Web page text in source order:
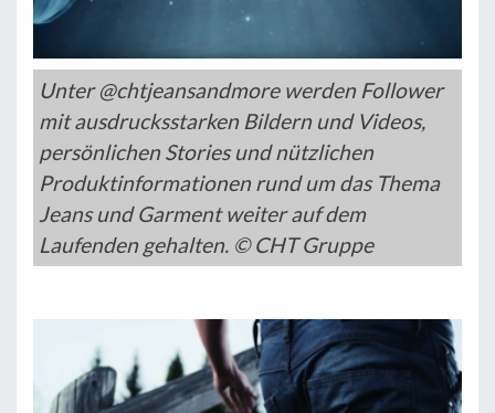
Unter @chtjeansandmore werden Follower
mit ausdrucksstarken Bildern und Videos,
persönlichen Stories und nützlichen
Produktinformationen rund um das Thema
Jeans und Garment weiter auf dem
Laufenden gehalten. © CHT Gruppe